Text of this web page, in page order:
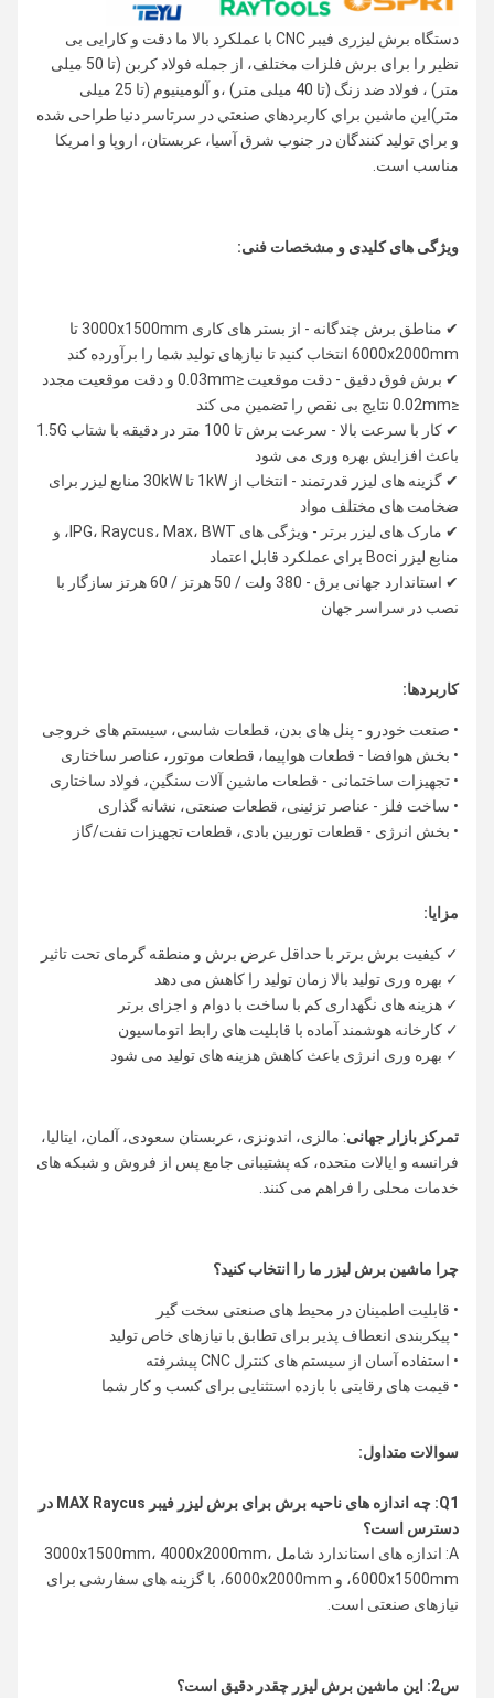
دستگاه برش لیزری فیبر CNC با عملکرد بالا ما دقت و کارایی بی
نظیر را برای برش فلزات مختلف، از جمله فولاد کربن (تا 50 میلی
متر) ، فولاد ضد زنگ (تا 40 میلی متر) ،و آلومینیوم (تا 25 میلی
متر)اين ماشين براي کاربردهاي صنعتي در سرتاسر دنيا طراحی شده
و براي توليد کنندگان در جنوب شرق آسيا، عربستان، اروپا و امريکا
مناسب است.
ویژگی های کلیدی و مشخصات فنی:
✔ مناطق برش چندگانه - از بستر های کاری 3000x1500mm تا
6000x2000mm انتخاب کنید تا نیازهای تولید شما را برآورده کند
✔ برش فوق دقیق - دقت موقعیت ≤0.03mm و دقت موقعیت مجدد
≤0.02mm نتایج بی نقص را تضمین می کند
✔ کار با سرعت بالا - سرعت برش تا 100 متر در دقیقه با شتاب 1.5G
باعث افزایش بهره وری می شود
✔ گزینه های لیزر قدرتمند - انتخاب از 1kW تا 30kW منابع لیزر برای
ضخامت های مختلف مواد
✔ مارک های لیزر برتر - ویژگی های IPG، Raycus، Max، BWT، و
منابع لیزر Boci برای عملکرد قابل اعتماد
✔ استاندارد جهانی برق - 380 ولت / 50 هرتز / 60 هرتز سازگار با
نصب در سراسر جهان
کاربردها:
• صنعت خودرو - پنل های بدن، قطعات شاسی، سیستم های خروجی
• بخش هوافضا - قطعات هواپیما، قطعات موتور، عناصر ساختاری
• تجهیزات ساختمانی - قطعات ماشین آلات سنگین، فولاد ساختاری
• ساخت فلز - عناصر تزئینی، قطعات صنعتی، نشانه گذاری
• بخش انرژی - قطعات توربین بادی، قطعات تجهیزات نفت/گاز
مزایا:
✓ کیفیت برش برتر با حداقل عرض برش و منطقه گرمای تحت تاثیر
✓ بهره وری تولید بالا زمان تولید را کاهش می دهد
✓ هزینه های نگهداری کم با ساخت با دوام و اجزای برتر
✓ کارخانه هوشمند آماده با قابلیت های رابط اتوماسیون
✓ بهره وری انرژی باعث کاهش هزینه های تولید می شود
تمرکز بازار جهانی: مالزی، اندونزی، عربستان سعودی، آلمان، ایتالیا،
فرانسه و ایالات متحده، که پشتیبانی جامع پس از فروش و شبکه های
خدمات محلی را فراهم می کنند.
چرا ماشین برش لیزر ما را انتخاب کنید؟
• قابلیت اطمینان در محیط های صنعتی سخت گیر
• پیکربندی انعطاف پذیر برای تطابق با نیازهای خاص تولید
• استفاده آسان از سیستم های کنترل CNC پیشرفته
• قیمت های رقابتی با بازده استثنایی برای کسب و کار شما
سوالات متداول:
Q1: چه اندازه های ناحیه برش برای برش لیزر فیبر MAX Raycus در
دسترس است؟
A: اندازه های استاندارد شامل 3000x1500mm، 4000x2000mm،
6000x1500mm، و 6000x2000mm، با گزینه های سفارشی برای
نیازهای صنعتی است.
س2: این ماشین برش لیزر چقدر دقیق است؟